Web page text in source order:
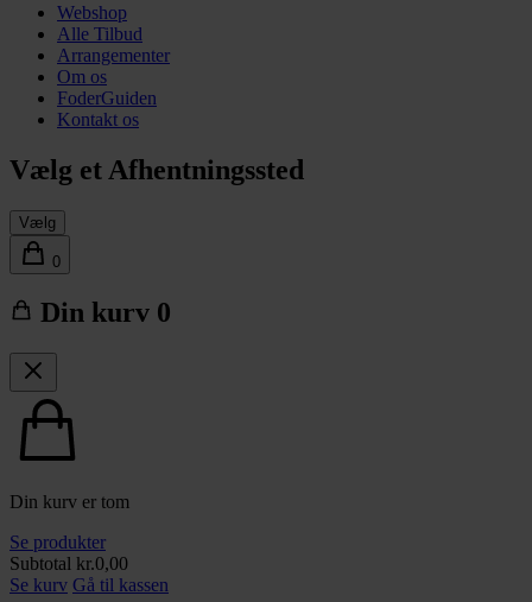
Webshop
Alle Tilbud
Arrangementer
Om os
FoderGuiden
Kontakt os
Vælg et Afhentningssted
Vælg
0
Din kurv 0
Din kurv er tom
Se produkter
Subtotal kr.0,00
Se kurv Gå til kassen